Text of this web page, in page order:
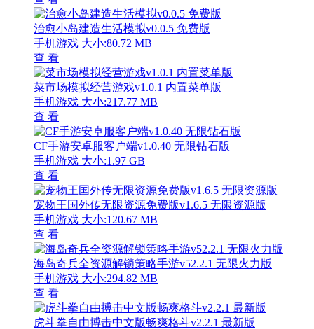
治愈小岛建造生活模拟v0.0.5 免费版
手机游戏 大小:80.72 MB
查 看
菜市场模拟经营游戏v1.0.1 内置菜单版
手机游戏 大小:217.77 MB
查 看
CF手游安卓服客户端v1.0.40 无限钻石版
手机游戏 大小:1.97 GB
查 看
宠物王国外传无限资源免费版v1.6.5 无限资源版
手机游戏 大小:120.67 MB
查 看
海岛奇兵全资源解锁策略手游v52.2.1 无限火力版
手机游戏 大小:294.82 MB
查 看
虎斗拳自由搏击中文版畅爽格斗v2.2.1 最新版